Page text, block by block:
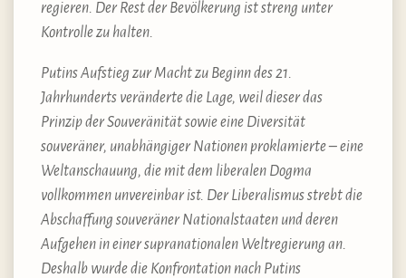
regieren. Der Rest der Bevölkerung ist streng unter
Kontrolle zu halten.
Putins Aufstieg zur Macht zu Beginn des 21.
Jahrhunderts veränderte die Lage, weil dieser das
Prinzip der Souveränität sowie eine Diversität
souveräner, unabhängiger Nationen proklamierte – eine
Weltanschauung, die mit dem liberalen Dogma
vollkommen unvereinbar ist. Der Liberalismus strebt die
Abschaffung souveräner Nationalstaaten und deren
Aufgehen in einer supranationalen Weltregierung an.
Deshalb wurde die Konfrontation nach Putins